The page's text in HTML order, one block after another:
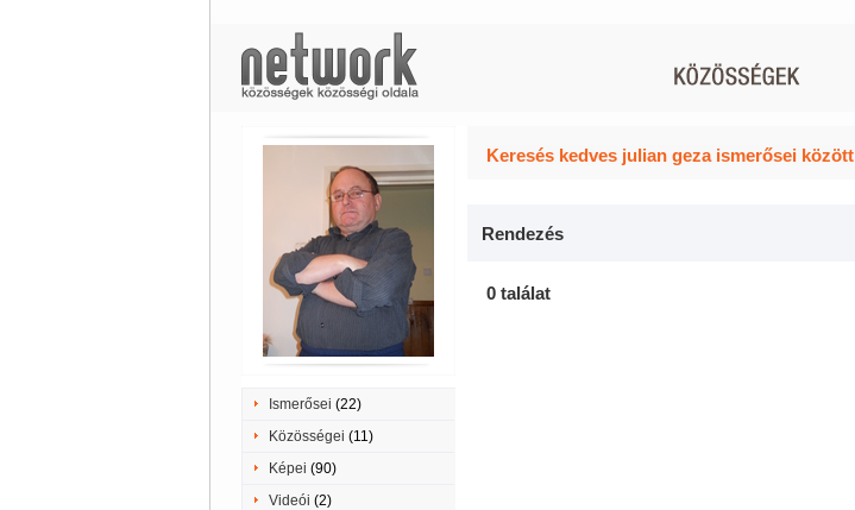
Ismerősei (22)
Közösségei (11)
Képei (90)
Videói (2)
Keresés kedves julian geza ismerősei között
Rendezés
0 találat